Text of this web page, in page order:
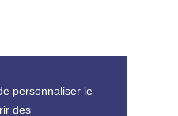
personnaliser le
des